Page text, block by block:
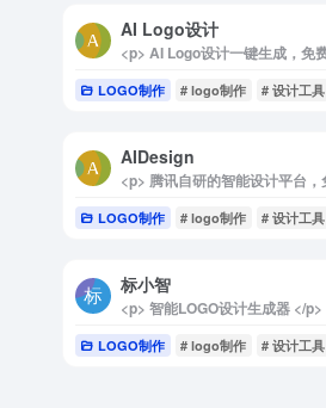
AI Logo设计
LOGO制作 # logo制作 # 设计工具
AIDesign
LOGO制作 # logo制作 # 设计工具
标小智
<p> 智能LOGO设计生成器 </p>
LOGO制作 # logo制作 # 设计工具